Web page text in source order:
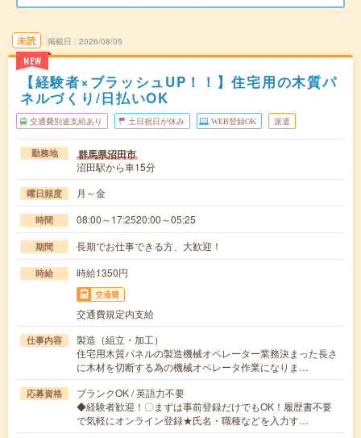
未読
NEW
掲載日 2026/08/05
【経験者×ブラッシュUP！！】住宅用の木質パ
ネルづくり/日払いOK
交通費別途支給あり 土日祝日が休み WEB登録OK 派遣
勤務地 群馬県沼田市
沼田駅から車15分
曜日頻度 月～金
時間 08:00～17:2520:00～05:25
期間 長期でお仕事できる方、大歓迎！
時給 時給1350円
交通費
交通費規定内支給
仕事内容
製造（組立・加工）
住宅用木質パネルの製造機械オペレーター業務決まった長さ
に木材を切断する為の機械オペレータ作業になりま…
応募資格
ブランクOK / 英語力不要
◆経験者歓迎！〇まずは事前登録だけでもOK！履歴書不要
で気軽にオンライン登録★氏名・職種などを入力す…